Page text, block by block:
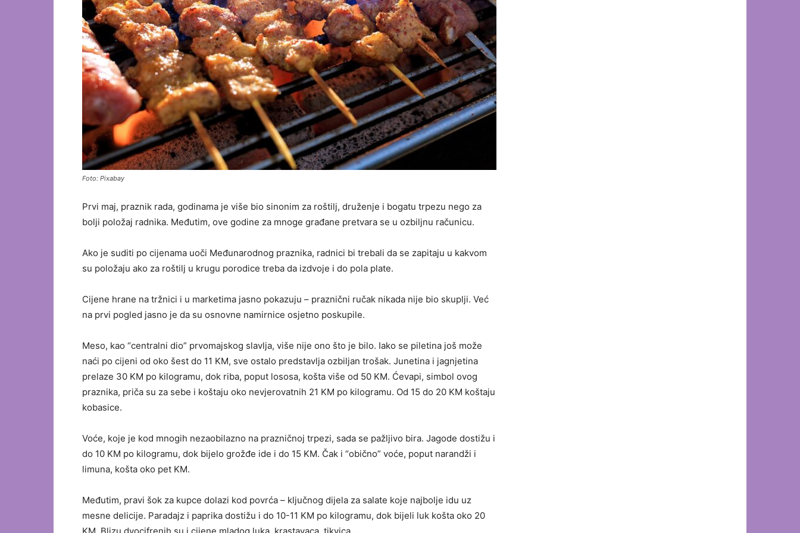
Foto: Pixabay
Prvi maj, praznik rada, godinama je više bio sinonim za roštilj, druženje i bogatu trpezu nego za
bolji položaj radnika. Međutim, ove godine za mnoge građane pretvara se u ozbiljnu računicu.
Ako je suditi po cijenama uoči Međunarodnog praznika, radnici bi trebali da se zapitaju u kakvom
su položaju ako za roštilj u krugu porodice treba da izdvoje i do pola plate.
Cijene hrane na tržnici i u marketima jasno pokazuju – praznični ručak nikada nije bio skuplji. Već
na prvi pogled jasno je da su osnovne namirnice osjetno poskupile.
Meso, kao “centralni dio” prvomajskog slavlja, više nije ono što je bilo. Iako se piletina još može
naći po cijeni od oko šest do 11 KM, sve ostalo predstavlja ozbiljan trošak. Junetina i jagnjetina
prelaze 30 KM po kilogramu, dok riba, poput lososa, košta više od 50 KM. Ćevapi, simbol ovog
praznika, priča su za sebe i koštaju oko nevjerovatnih 21 KM po kilogramu. Od 15 do 20 KM koštaju
kobasice.
Voće, koje je kod mnogih nezaobilazno na prazničnoj trpezi, sada se pažljivo bira. Jagode dostižu i
do 10 KM po kilogramu, dok bijelo grožđe ide i do 15 KM. Čak i “obično” voće, poput narandži i
limuna, košta oko pet KM.
Međutim, pravi šok za kupce dolazi kod povrća – ključnog dijela za salate koje najbolje idu uz
mesne delicije. Paradajz i paprika dostižu i do 10-11 KM po kilogramu, dok bijeli luk košta oko 20